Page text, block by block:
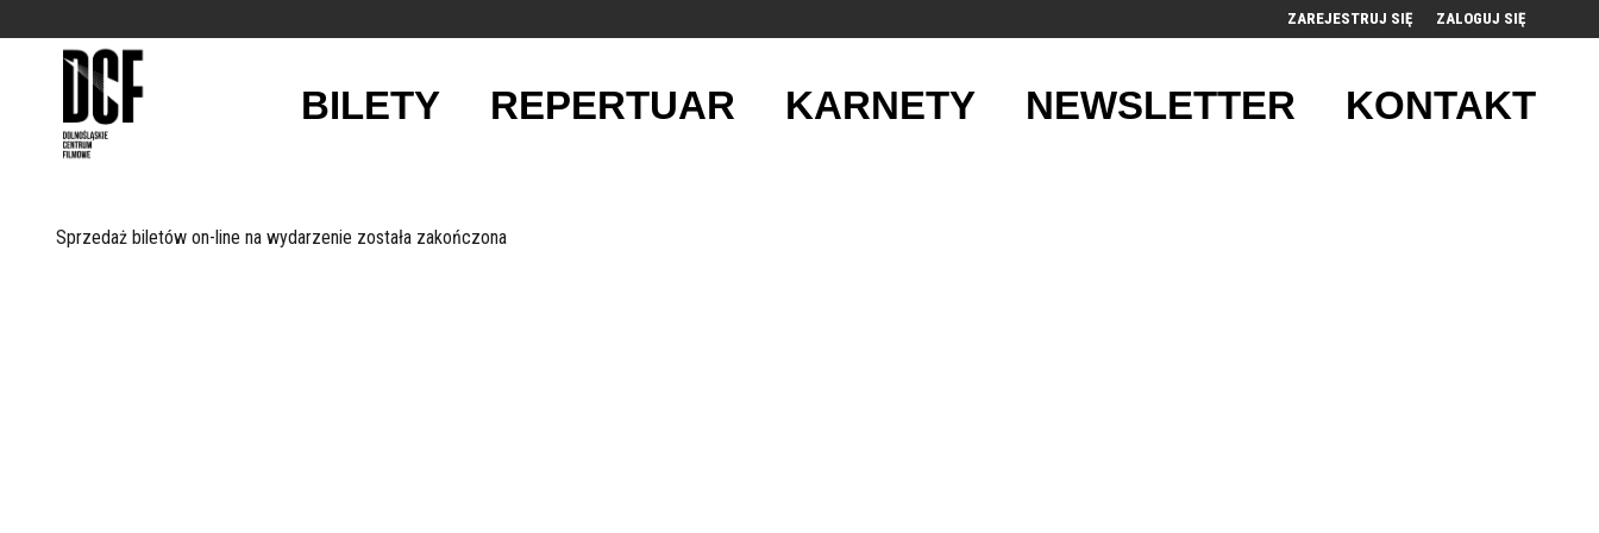
ZAREJESTRUJ SIĘ ZALOGUJ SIĘ
0,00
BILETY REPERTUAR KARNETY NEWSLETTER KONTAKT
Sprzedaż biletów on-line na wydarzenie została zakończona